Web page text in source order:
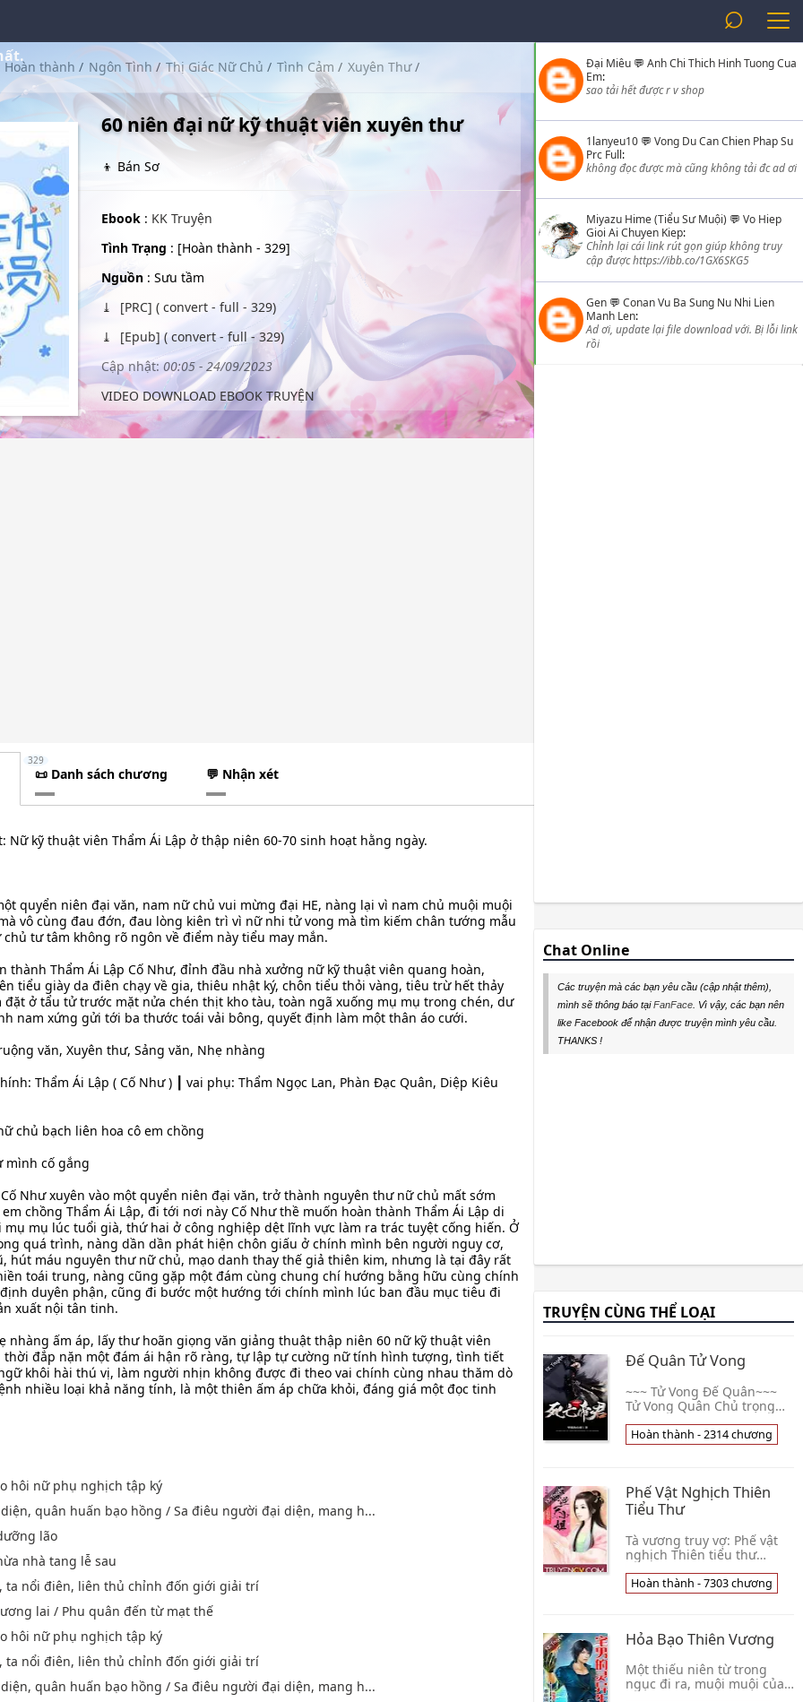
⌕
Hoàn thành / Ngôn Tình / Thị Giác Nữ Chủ / Tình Cảm / Xuyên Thư/
60 niên đại nữ kỹ thuật viên xuyên thư
👦 Bán Sơ
Ebook : KK Truyện
Tình Trạng : [Hoàn thành - 329]
Nguồn: Sưu tầm
[PRC] ( convert - full - 329)
[Epub] ( convert - full - 329)
Cập nhật:00:05 - 24/09/2023
VIDEO DOWNLOAD EBOOK TRUYỆN
📜 Danh sách chương
329
💬 Nhận xét
Nữ kỹ thuật viên Thẩm Ái Lập ở thập niên 60-70 sinh hoạt hằng ngày.
quyển niên đại văn, nam nữ chủ vui mừng đại HE, nàng lại vì nam chủ muội muội
vô cùng đau đớn, đau lòng kiên trì vì nữ nhi tử vong mà tìm kiếm chân tướng mẫu
tư tâm không rõ ngôn về điểm này tiểu may mắn.
thành Thẩm Ái Lập Cố Như, đỉnh đầu nhà xưởng nữ kỹ thuật viên quang hoàn,
tiểu giày da điên chạy về gia, thiêu nhật ký, chôn tiểu thỏi vàng, tiêu trừ hết thảy
đặt ở tẩu tử trước mặt nửa chén thịt kho tàu, toàn ngã xuống mụ mụ trong chén, dư
nam xứng gửi tới ba thước toái vải bông, quyết định làm một thân áo cưới.
văn, Xuyên thư, Sảng văn, Nhẹ nhàng
Thẩm Ái Lập ( Cố Như ) ┃ vai phụ: Thẩm Ngọc Lan, Phàn Đạc Quân, Diệp Kiêu
chủ bạch liên hoa cô em chồng
mình cố gắng
Như xuyên vào một quyển niên đại văn, trở thành nguyên thư nữ chủ mất sớm
chồng Thẩm Ái Lập, đi tới nơi này Cố Như thề muốn hoàn thành Thẩm Ái Lập di
mụ lúc tuổi già, thứ hai ở công nghiệp dệt lĩnh vực làm ra trác tuyệt cống hiến. Ở
quá trình, nàng dần dần phát hiện chôn giấu ở chính mình bên người nguy cơ,
hút máu nguyên thư nữ chủ, mạo danh thay thế giả thiên kim, nhưng là tại đây rất
toái trung, nàng cũng gặp một đám cùng chung chí hướng bằng hữu cùng chính
duyên phận, cũng đi bước một hướng tới chính mình lúc ban đầu mục tiêu đi
xuất nội tân tinh.
nhàng ấm áp, lấy thư hoãn giọng văn giảng thuật thập niên 60 nữ kỹ thuật viên
đắp nặn một đám ái hận rõ ràng, tự lập tự cường nữ tính hình tượng, tình tiết
khôi hài thú vị, làm người nhịn không được đi theo vai chính cùng nhau thăm dò
nhiều loại khả năng tính, là một thiên ấm áp chữa khỏi, đáng giá một đọc tinh
hôi nữ phụ nghịch tập ký
quân huấn bạo hồng / Sa điêu người đại diện, mang h...
lão
nhà tang lễ sau
ta nổi điên, liên thủ chỉnh đốn giới giải trí
lai / Phu quân đến từ mạt thế
hôi nữ phụ nghịch tập ký
ta nổi điên, liên thủ chỉnh đốn giới giải trí
quân huấn bạo hồng / Sa điêu người đại diện, mang h...
Đại Miêu 💬 Anh Chi Thich Hinh Tuong Cua
Em:
sao tải hết được r v shop
1lanyeu10 💬 Vong Du Can Chien Phap Su
Prc Full:
không đọc được mà cũng không tải đc ad ơi
Miyazu Hime (Tiểu Sư Muội) 💬 Vo Hiep
Gioi Ai Chuyen Kiep:
Chỉnh lại cái link rút gọn giúp không truy
cập được https://ibb.co/1GX6SKG5
Gen 💬 Conan Vu Ba Sung Nu Nhi Lien
Manh Len:
Ad ơi, update lại file download với. Bị lỗi link
rồi
Chat Online
Các truyện mà các bạn yêu cầu (cập nhật thêm),
mình sẽ thông báo tạiFanFace . Vì vậy, các bạn nên
like Facebook để nhận được truyện mình yêu cầu.
THANKS !
TRUYỆN CÙNG THỂ LOẠI
Đế Quân Tử Vong
~~~ Tử Vong Đế Quân~~~
Tử Vong Quân Chủ trọng
liệt hơn Tử Vong gió bão.
Cảnh giới: Võ Đồ, Võ Sĩ, Võ
Hoàn thành - 2314 chương
Phế Vật Nghịch Thiên
Tiểu Thư
Tà vương truy vợ: Phế vật
nghịch Thiên tiểu thư
thủ, lại mang là Tô phủ
không...nhất dùng củi mục
Hoàn thành - 7303 chương
Hỏa Bạo Thiên Vương
Một thiếu niên từ trong
ngục đi ra, muội muội của